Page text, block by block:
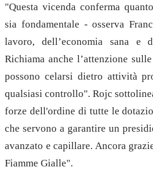
"Questa vicenda conferma
sia fondamentale - osserva
lavoro, dell’economia sana e
Richiama anche l’attenzione
possono celarsi dietro attività
qualsiasi controllo". Rojc
forze dell'ordine di tutte le
che servono a garantire un
avanzato e capillare. Ancora
Fiamme Gialle".